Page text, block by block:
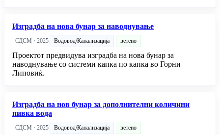
Изградба на нова бунар за наводнување
СДСМ · 2025 Водовод/Канализација ветено
Проектот предвидува изградба на нова бунар за
наводнување со системи капка по капка во Горни
Липовиќ.
Изградба на нов бунар за дополнителни количини
пивка вода
СДСМ · 2025 Водовод/Канализација ветено